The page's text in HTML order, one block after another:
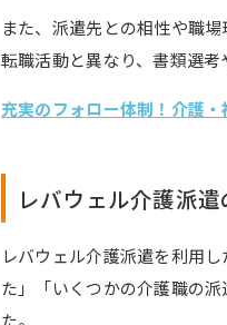
また、派遣先との相性や職
転職活動と異なり、書類選
充実のフォロー体制！介護
レバウェル介護派
レバウェル介護派遣を利用
た」「いくつかの介護職の
た。